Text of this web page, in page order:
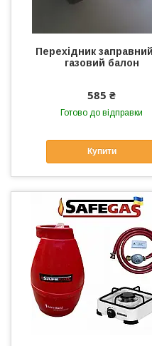
Перехідник
газовий балон
585 ₴
Готово до відправки
Купити